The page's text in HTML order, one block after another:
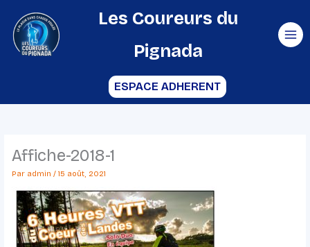
contenu
Les Coureurs du
Pignada
ESPACE ADHERENT
Affiche-2018-1
Par admin / 15 août, 2021